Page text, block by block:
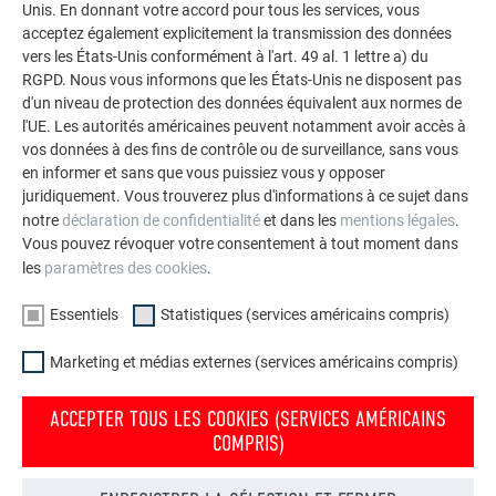
salariés de l’entreprise CARRIER Charpente, qui ont procédé
à la pose, ont eux-mêmes apprécié les qualités du R.16 : la
maniabilité et la légèreté du produit, surtout lorsque la
toiture présentait une pente importante sur la nef.
PRODUIT
R.16 – Coloris gris pierre – 366 m2
LIEU DU CHANTIER
Eglise de Ruffieu (01260)
ARTISAN
CARRIER Charpente Z.A. Les Carriaux - 01110 BRENOD -
http://www.carrier-charpente.fr/
Unis. En donnant votre accord pour tous les services, vous
acceptez également explicitement la transmission des données
vers les États-Unis conformément à l'art. 49 al. 1 lettre a) du
RGPD. Nous vous informons que les États-Unis ne disposent pas
d'un niveau de protection des données équivalent aux normes de
l'UE. Les autorités américaines peuvent notamment avoir accès à
vos données à des fins de contrôle ou de surveillance, sans vous
en informer et sans que vous puissiez vous y opposer
juridiquement. Vous trouverez plus d'informations à ce sujet dans
notredéclaration de confidentialitéet dans les mentions légales.
Vous pouvez révoquer votre consentement à tout moment dans
les paramètres des cookies.
Essentiels Statistiques (services américains compris)
Marketing et médias externes (services américains compris)
ACCEPTER TOUS LES COOKIES (SERVICES AMÉRICAINS
COMPRIS)